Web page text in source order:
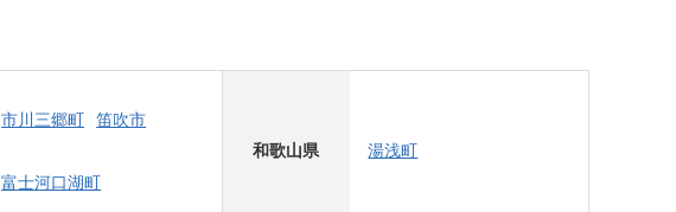
市川三郷町 笛吹市
富士河口湖町
和歌山県 湯浅町